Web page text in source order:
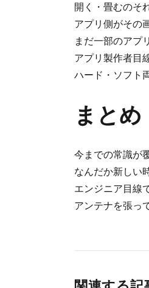
開く・畳むのそ
アプリ側がその
まだ一部のアプ
アプリ製作者目
ハード・ソフト
まとめ
今までの常識が
なんだか新しい
エンジニア目線
アンテナを張っ